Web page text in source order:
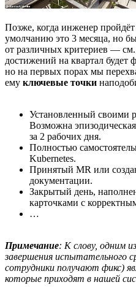
Позже, когда инженер
умолчанию это 3 месяца, но
от различных критериев —
достижений на квартал будет
но на первых порах мы
ему ключевые точки
Установленный своими
Возможна
за 2 рабочих дня.
Полностью
Kubernetes.
Принятый MR или
документации.
Закрытый день,
карточками с
…
Примечание: К слову, одним
завершения испытательного
сотрудники получают фикс)
которые приходят в нашей